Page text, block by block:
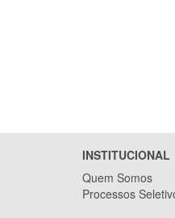
INSTITUCIONAL
Quem Somos
Processos